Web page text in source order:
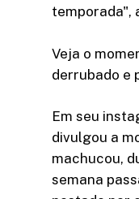
temporada",
Veja o
derrubado e
Em seu
divulgou a
machucou,
semana